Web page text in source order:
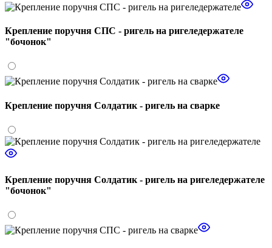
Крепление поручня СПС - ригель на ригеледержателе
"бочонок"
Крепление поручня Солдатик - ригель на сварке
Крепление поручня Солдатик - ригель на ригеледержателе
"бочонок"